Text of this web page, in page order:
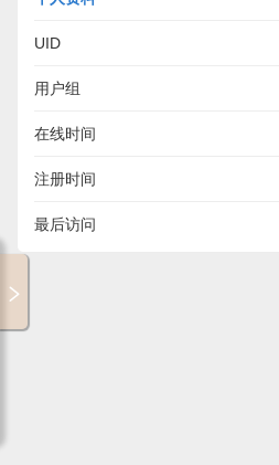
UID
用户组
在线时间
注册时间
最后访问